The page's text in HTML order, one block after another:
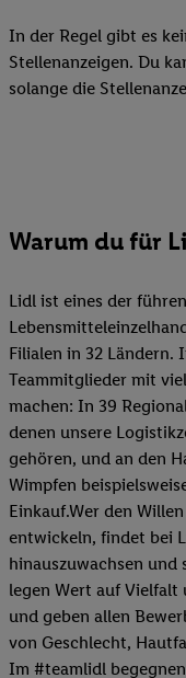
In der Regel gibt es
Stellenanzeigen. Du
solange die
Warum du für
Lidl ist eines der
Filialen in 32
Teammitglieder mit
machen: In 39
denen unsere
gehören, und an den
Wimpfen
Einkauf.Wer den
entwickeln, findet bei
hinauszuwachsen und
legen Wert auf Vielfalt
und geben allen
von Geschlecht,
Im #teamlidl